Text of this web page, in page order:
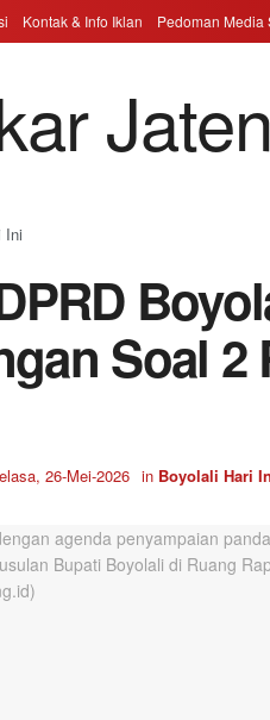
Kontak & Info Iklan Pedoman Media
Ini
Soal
26-Mei-2026 in Boyolali Hari